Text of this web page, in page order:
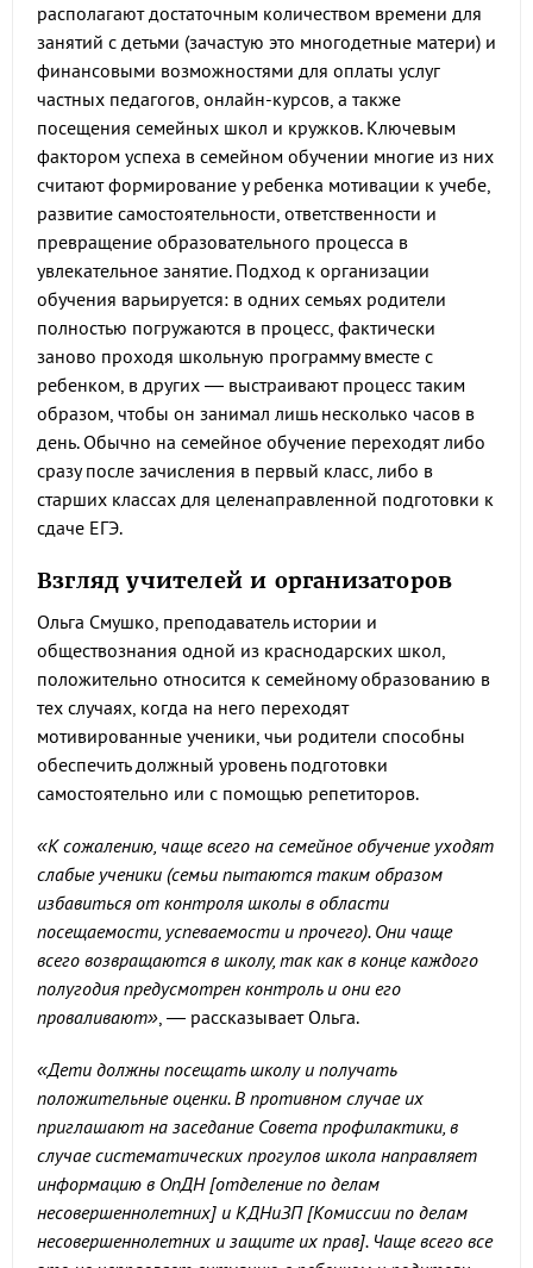
располагают достаточным количеством времени для
занятий с детьми (зачастую это многодетные матери) и
финансовыми возможностями для оплаты услуг
частных педагогов, онлайн-курсов, а также
посещения семейных школ и кружков. Ключевым
фактором успеха в семейном обучении многие из них
считают формирование у ребенка мотивации к учебе,
развитие самостоятельности, ответственности и
превращение образовательного процесса в
увлекательное занятие. Подход к организации
обучения варьируется: в одних семьях родители
полностью погружаются в процесс, фактически
заново проходя школьную программу вместе с
ребенком, в других — выстраивают процесс таким
образом, чтобы он занимал лишь несколько часов в
день. Обычно на семейное обучение переходят либо
сразу после зачисления в первый класс, либо в
старших классах для целенаправленной подготовки к
сдаче ЕГЭ.
Взгляд учителей и организаторов
Ольга Смушко, преподаватель истории и
обществознания одной из краснодарских школ,
положительно относится к семейному образованию в
тех случаях, когда на него переходят
мотивированные ученики, чьи родители способны
обеспечить должный уровень подготовки
самостоятельно или с помощью репетиторов.
«К сожалению, чаще всего на семейное обучение уходят
слабые ученики (семьи пытаются таким образом
избавиться от контроля школы в области
посещаемости, успеваемости и прочего). Они чаще
всего возвращаются в школу, так как в конце каждого
полугодия предусмотрен контроль и они его
проваливают», — рассказывает Ольга.
«Дети должны посещать школу и получать
положительные оценки. В противном случае их
приглашают на заседание Совета профилактики, в
случае систематических прогулов школа направляет
информацию в ОпДН [отделение по делам
несовершеннолетних] и КДНиЗП [Комиссии по делам
несовершеннолетних и защите их прав]. Чаще всего все